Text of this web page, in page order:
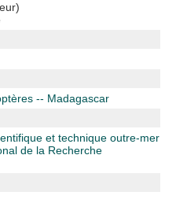
-- Madagascar
et technique outre-mer
de la Recherche